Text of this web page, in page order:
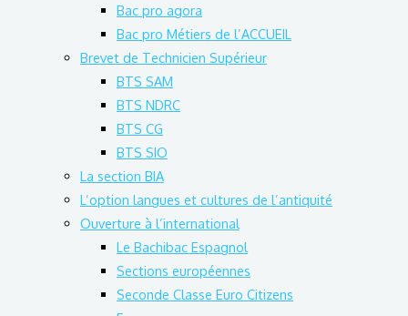
Bac pro agora
Bac pro Métiers de l’ACCUEIL
Brevet de Technicien Supérieur
BTS SAM
BTS NDRC
BTS CG
BTS SIO
La section BIA
L’option langues et cultures de l’antiquité
Ouverture à l’international
Le Bachibac Espagnol
Sections européennes
Seconde Classe Euro Citizens